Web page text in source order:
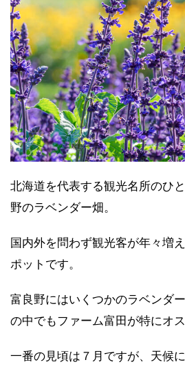
北海道を代表する観光名所のひ
野のラベンダー畑。
国内外を問わず観光客が年々増
ポットです。
富良野にはいくつかのラベンダ
の中でもファーム富田が特にオス
一番の見頃は７月ですが、天候